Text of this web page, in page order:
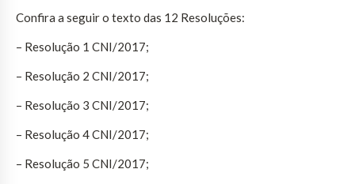
Confira a seguir o texto das 12 Resoluções:
– Resolução 1 CNI/2017;
– Resolução 2 CNI/2017;
– Resolução 3 CNI/2017;
– Resolução 4 CNI/2017;
– Resolução 5 CNI/2017;